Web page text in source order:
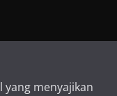
menyajikan